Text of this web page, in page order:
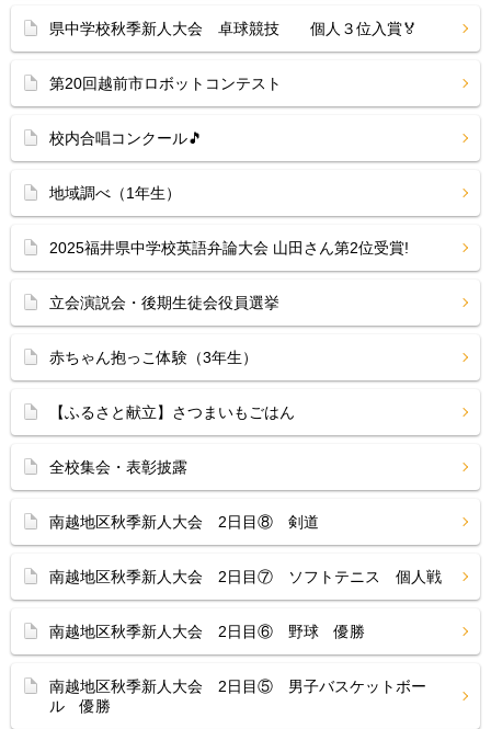
県中学校秋季新人大会 卓球競技 個人３位入賞🏅
第20回越前市ロボットコンテスト
校内合唱コンクール🎵
地域調べ（1年生）
2025福井県中学校英語弁論大会 山田さん第2位受賞!
立会演説会・後期生徒会役員選挙
赤ちゃん抱っこ体験（3年生）
【ふるさと献立】さつまいもごはん
全校集会・表彰披露
南越地区秋季新人大会 2日目⑧ 剣道
南越地区秋季新人大会 2日目⑦ ソフトテニス 個人戦
南越地区秋季新人大会 2日目⑥ 野球 優勝
南越地区秋季新人大会 2日目⑤ 男子バスケットボー
ル 優勝